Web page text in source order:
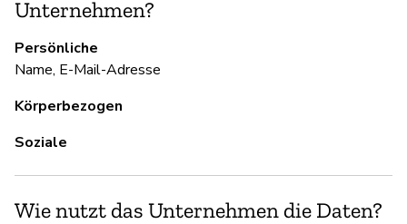
Unternehmen?
Persönliche
Name, E-Mail-Adresse
Körperbezogen
Soziale
Wie nutzt das Unternehmen die Daten?